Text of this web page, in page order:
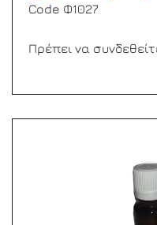
Code Φ1027
Πρέπει να